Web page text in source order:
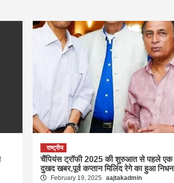
राष्ट्रीय
चैंपियंस ट्रॉफी 2025 की शुरुआत से पहले एक
दुखद खबर,पूर्व कप्तान मिलिंद रेगे का हुआ निधन
February 19, 2025 aajtakadmin